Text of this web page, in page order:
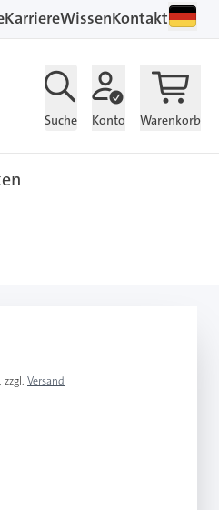
KarriereWissenKontakt
Suche Konto Warenkorb
, zzgl. Versand